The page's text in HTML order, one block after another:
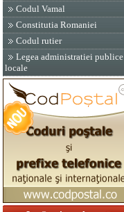
Codul Vamal
Constitutia Romaniei
Codul rutier
Legea administratiei publice
locale